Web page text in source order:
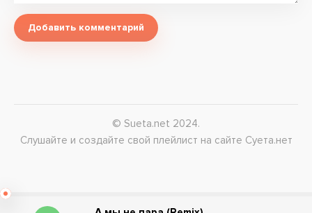
Добавить комментарий
© Sueta.net 2024.
Слушайте и создайте свой плейлист на сайте Суета.нет